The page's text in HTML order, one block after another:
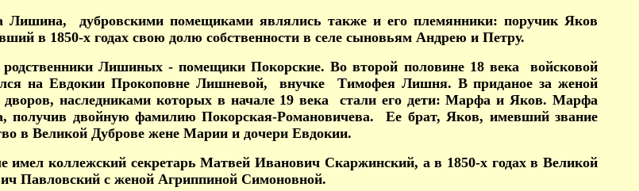
Лишина, дубровскими помещиками являлись также и его племянники: поручик Яков
в 1850-х годах свою долю собственности в селе сыновьям Андрею и Петру.
Лишиных - помещики Покорские. Во второй половине 18 века войсковой
на Евдокии Прокоповне Лишневой, внучке Тимофея Лишня. В приданое за женой
дворов, наследниками которых в начале 19 века стали его дети: Марфа и Яков. Марфа
двойную фамилию Покорская-Романовичева. Ее брат, Яков, имевший звание
в Великой Дуброве жене Марии и дочери Евдокии.
имел коллежский секретарь Матвей Иванович Скаржинский, а в 1850-х годах в Великой
Павловский с женой Агриппиной Симоновной.